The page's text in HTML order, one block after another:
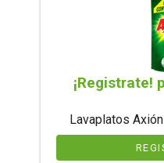
¡Registrate!
Lavaplatos